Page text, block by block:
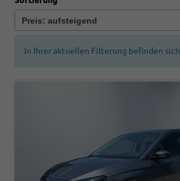
In Ihrer aktuellen Filterung befinden sich